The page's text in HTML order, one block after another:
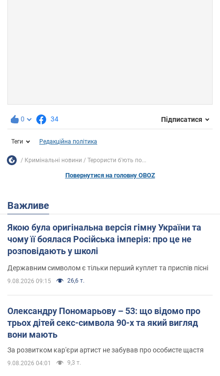
0 34 Підписатися
Теги Редакційна політика
Кримінальні новини Терористи б'ють по...
Повернутися на головну OBOZ
Важливе
Якою була оригінальна версія гімну України та
чому її боялася Російська імперія: про це не
розповідають у школі
Державним символом є тільки перший куплет та приспів пісні
9.08.2026 09:15 26,6 т.
Олександру Пономарьову – 53: що відомо про
трьох дітей секс-символа 90-х та який вигляд
вони мають
За розвитком кар'єри артист не забував про особисте щастя
9.08.2026 04:01 9,3 т.